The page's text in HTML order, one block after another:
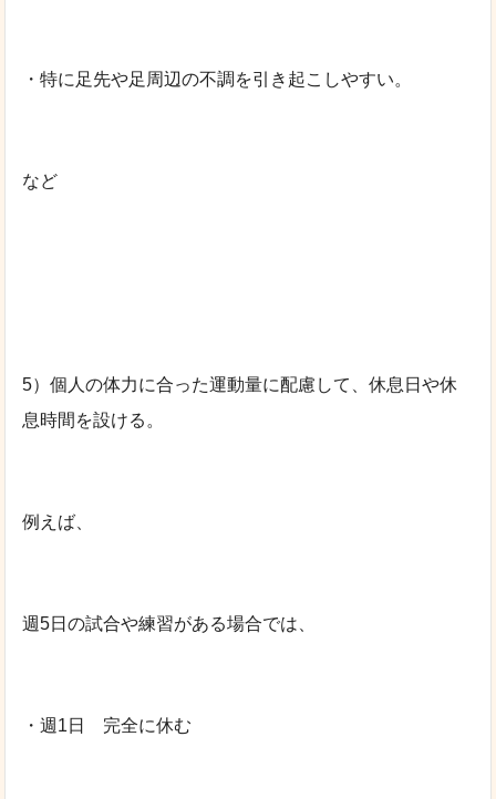
・特に足先や足周辺の不調を引き起こしやすい。
など
5）個人の体力に合った運動量に配慮して、休息日や休
息時間を設ける。
例えば、
週5日の試合や練習がある場合では、
・週1日 完全に休む